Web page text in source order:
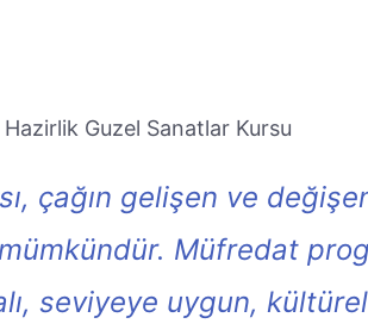
Guzel Sanatlar Kursu
çağın gelişen ve
Müfredat
seviyeye uygun, kültürel